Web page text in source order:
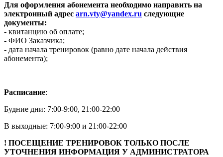
Для оформления абонемента необходимо направить на
электронный адрес arn.vty@yandex.ru следующие
документы:
- квитанцию об оплате;
- ФИО Заказчика;
- дата начала тренировок (равно дате начала действия
абонемента);
Расписание:
Будние дни: 7:00-9:00, 21:00-22:00
В выходные: 7:00-9:00 и 21:00-22:00
! ПОСЕЩЕНИЕ ТРЕНИРОВОК ТОЛЬКО ПОСЛЕ
УТОЧНЕНИЯ ИНФОРМАЦИЯ У АДМИНИСТРАТОРА